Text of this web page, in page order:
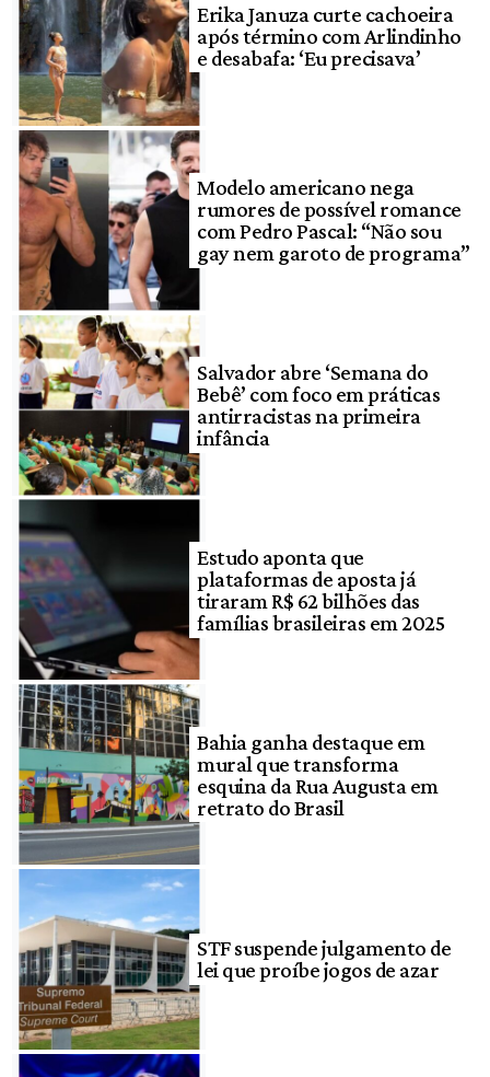
Erika Januza curte cachoeira
após término com Arlindinho
e desabafa: ‘Eu precisava’
Modelo americano nega
rumores de possível romance
com Pedro Pascal: “Não sou
gay nem garoto de programa”
Salvador abre ‘Semana do
Bebê’ com foco em práticas
antirracistas na primeira
infância
Estudo aponta que
plataformas de aposta já
tiraram R$ 62 bilhões das
famílias brasileiras em 2025
Bahia ganha destaque em
mural que transforma
esquina da Rua Augusta em
retrato do Brasil
STF suspende julgamento de
lei que proíbe jogos de azar